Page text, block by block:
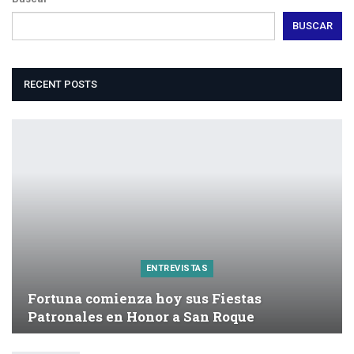
BUSCAR
RECENT POSTS
ENTREVISTAS
Fortuna comienza hoy sus Fiestas
Patronales en Honor a San Roque